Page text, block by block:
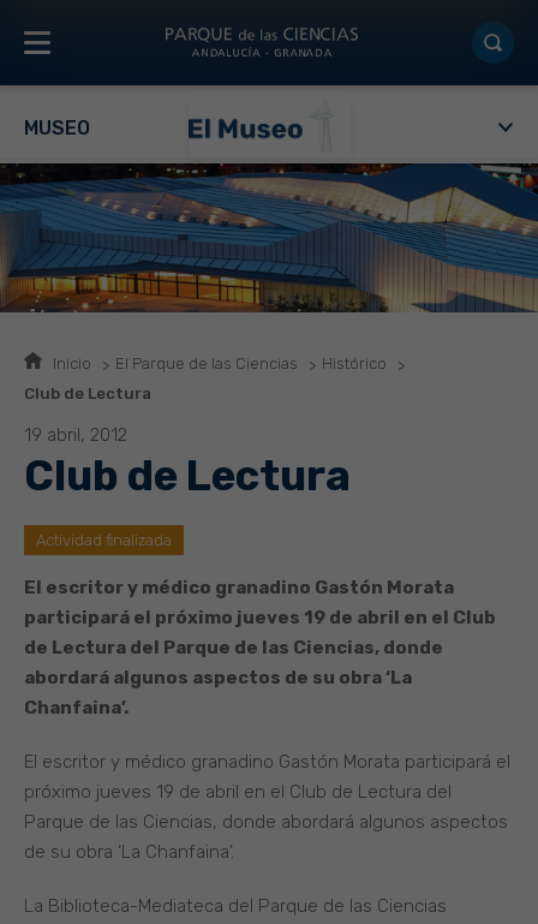
MUSEO
Inicio El Parque de las Ciencias
Histórico
Club de Lectura
19 abril, 2012
Club de Lectura
Actividad finalizada
El escritor y médico granadino Gastón Morata
participará el próximo jueves 19 de abril en el Club
de Lectura del Parque de las Ciencias, donde
abordará algunos aspectos de su obra ‘La
Chanfaina’.
El escritor y médico granadino Gastón Morata participará el
próximo jueves 19 de abril en el Club de Lectura del
Parque de las Ciencias, donde abordará algunos aspectos
de su obra ‘La Chanfaina’.
La Biblioteca-Mediateca del Parque de las Ciencias